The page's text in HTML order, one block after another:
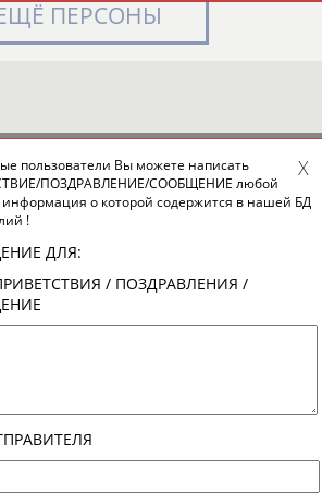
ПЕРСОНЫ
совместной деятельности
996
пользователи Вы можете написать
ПОЗДРАВЛЕНИЕ/СООБЩЕНИЕ любой
информация о которой содержится в нашей БД
!
ДЛЯ:
/ ПОЗДРАВЛЕНИЯ /